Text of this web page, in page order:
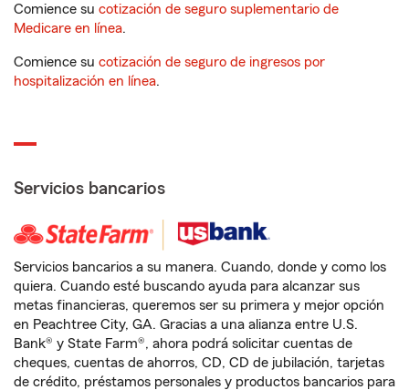
Comience su cotización de seguro suplementario de
Medicare en línea.
Comience su cotización de seguro de ingresos por
hospitalización en línea.
Servicios bancarios
Servicios bancarios a su manera. Cuando, donde y como los
quiera. Cuando esté buscando ayuda para alcanzar sus
metas financieras, queremos ser su primera y mejor opción
en Peachtree City, GA. Gracias a una alianza entre U.S.
Bank® y State Farm®, ahora podrá solicitar cuentas de
cheques, cuentas de ahorros, CD, CD de jubilación, tarjetas
de crédito, préstamos personales y productos bancarios para